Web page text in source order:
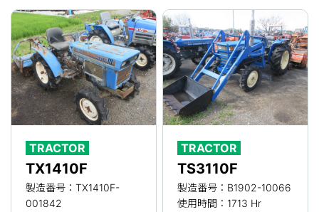
TRACTOR
TX1410F
製造番号：TX1410F-
001842
TRACTOR
TS3110F
製造番号：B1902-10066
使用時間：1713 Hr